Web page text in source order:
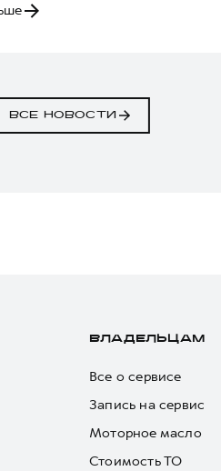
ВСЕ НОВОСТИ
ВЛАДЕЛЬЦАМ
Все о сервисе
Запись на сервис
Моторное масло
Стоимость ТО